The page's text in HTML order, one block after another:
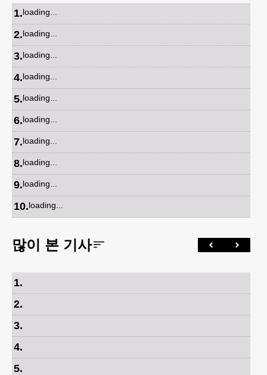
1.loading...
2.loading...
3.loading...
4.loading...
5.loading...
6.loading...
7.loading...
8.loading...
9.loading...
10.loading...
많이 본 기사
1.
2.
3.
4.
5.